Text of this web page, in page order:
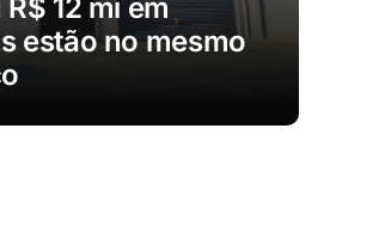
12 mi em
estão no mesmo